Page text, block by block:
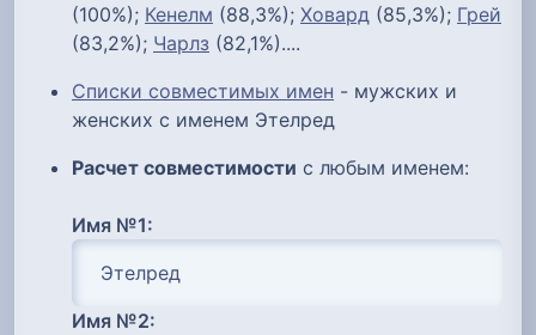
(100%); Кенелм (88,3%); Ховард (85,3%); Грей
(83,2%); Чарлз (82,1%)....
Списки совместимых имен - мужских и
женских с именем Этелред
Расчет совместимости с любым именем:
Имя №1:
Имя №2: